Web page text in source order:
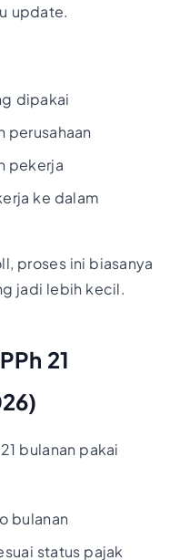
update.
dipakai
perusahaan
pekerja
ke dalam
proses ini biasanya
jadi lebih kecil.
21
bulanan pakai
bulanan
status pajak